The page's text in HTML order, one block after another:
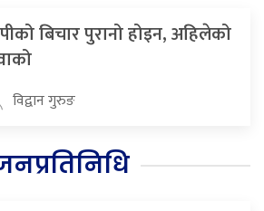
बिचार पुरानो होइन, अहिलेको
विद्वान गुरुङ